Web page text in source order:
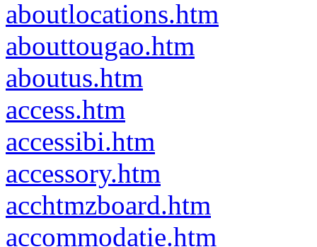
aboutlocations.htm
abouttougao.htm
aboutus.htm
access.htm
accessibi.htm
accessory.htm
acchtmzboard.htm
accommodatie.htm